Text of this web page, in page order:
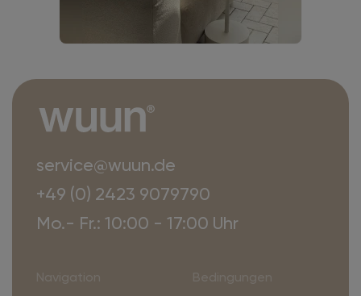
service@wuun.de
+49 (0) 2423 9079790
Mo.- Fr.: 10:00 - 17:00 Uhr